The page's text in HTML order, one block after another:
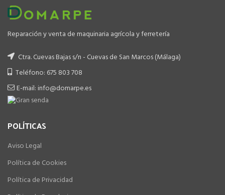
Reparación y venta de maquinaria agrícola y ferretería
Ctra. Cuevas Bajas s/n - Cuevas de San Marcos (Málaga)
Teléfono: 675 803 708
E-mail: info@domarpe.es
POLÍTICAS
Aviso Legal
Política de Cookies
Política de Privacidad